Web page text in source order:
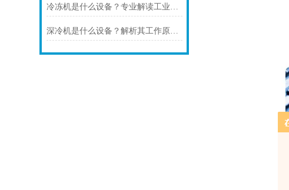
冷冻机是什么设备？专业解读工业深冷温控设备
深冷机是什么设备？解析其工作原理与应用场景